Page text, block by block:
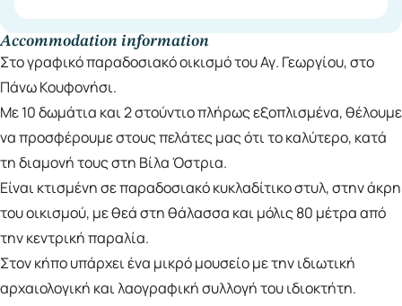
Accommodation information
Στο γραφικό παραδοσιακό οικισμό του Αγ. Γεωργίου, στο
Πάνω Κουφονήσι.
Με 10 δωμάτια και 2 στούντιο πλήρως εξοπλισμένα, θέλουμε
να προσφέρουμε στους πελάτες μας ότι το καλύτερο, κατά
τη διαμονή τους στη Βίλα Όστρια.
Είναι κτισμένη σε παραδοσιακό κυκλαδίτικο στυλ, στην άκρη
του οικισμού, με θεά στη θάλασσα και μόλις 80 μέτρα από
την κεντρική παραλία.
Στον κήπο υπάρχει ένα μικρό μουσείο με την ιδιωτική
αρχαιολογική και λαογραφική συλλογή του ιδιοκτήτη.